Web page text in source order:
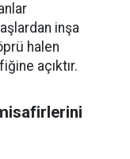
inşa
halen
açıktır.